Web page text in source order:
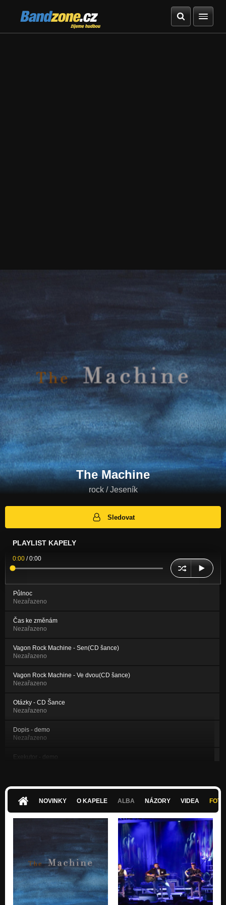
Bandzone.cz
žijeme hudbou
The Machine
rock / Jeseník
Sledovat
PLAYLIST KAPELY
0:00 /0:00
Půlnoc
Nezařazeno
Čas ke změnám
Nezařazeno
Vagon Rock Machine - Sen(CD šance)
Nezařazeno
Vagon Rock Machine - Ve dvou(CD šance)
Nezařazeno
Otázky - CD Šance
Nezařazeno
Dopis - demo
Nezařazeno
Exekutor - demo
Stížnost - demo
Nezařazeno
Zima - demo
Vagón - demo
Nezařazeno
NOVINKY O KAPELE ALBA NÁZORY VIDEA